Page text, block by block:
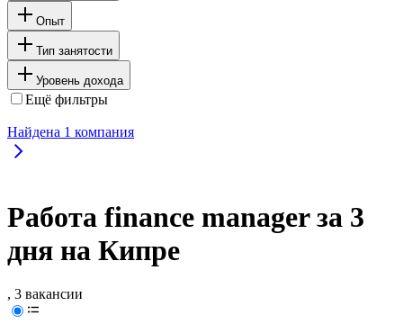
Опыт
Тип занятости
Уровень дохода
Ещё фильтры
Найдена 1 компания
Работа finance manager за 3
дня на Кипре
, 3 вакансии